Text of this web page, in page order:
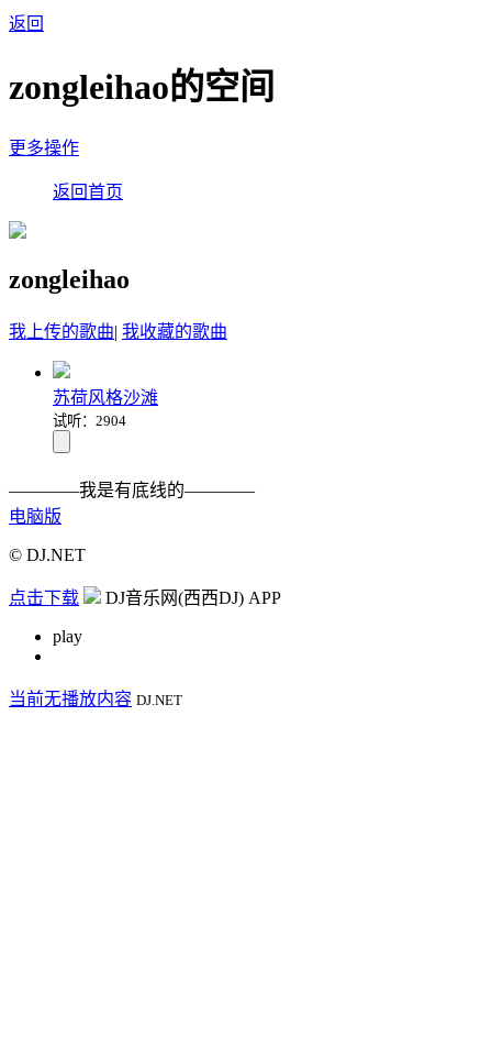
返回
zongleihao的空间
更多操作
返回首页
zongleihao
我上传的歌曲| 我收藏的歌曲
苏荷风格沙滩
试听：2904
————我是有底线的————
电脑版
© DJ.NET
点击下载 DJ音乐网(西西DJ) APP
play
当前无播放内容 DJ.NET